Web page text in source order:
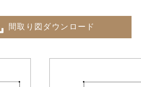
間取り図ダウンロード